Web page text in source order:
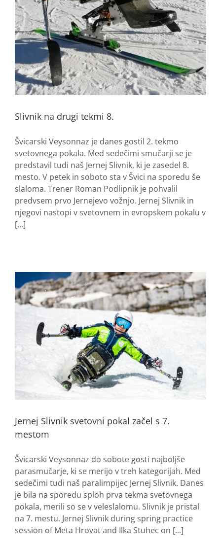
Slivnik na drugi tekmi 8.
Švicarski Veysonnaz je danes gostil 2. tekmo
svetovnega pokala. Med sedečimi smučarji se je
predstavil tudi naš Jernej Slivnik, ki je zasedel 8.
mesto. V petek in soboto sta v Švici na sporedu še
slaloma. Trener Roman Podlipnik je pohvalil
predvsem prvo Jernejevo vožnjo. Jernej Slivnik in
njegovi nastopi v svetovnem in evropskem pokalu v
[...]
Jernej Slivnik svetovni pokal začel s 7.
mestom
Švicarski Veysonnaz do sobote gosti najboljše
parasmučarje, ki se merijo v treh kategorijah. Med
sedečimi tudi naš paralimpijec Jernej Slivnik. Danes
je bila na sporedu sploh prva tekma svetovnega
pokala, merili so se v veleslalomu. Slivnik je pristal
na 7. mestu. Jernej Slivnik during spring practice
session of Meta Hrovat and Ilka Stuhec on [...]